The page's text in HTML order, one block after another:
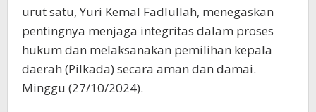
urut satu, Yuri Kemal Fadlullah, menegaskan
pentingnya menjaga integritas dalam proses
hukum dan melaksanakan pemilihan kepala
daerah (Pilkada) secara aman dan damai.
Minggu (27/10/2024).